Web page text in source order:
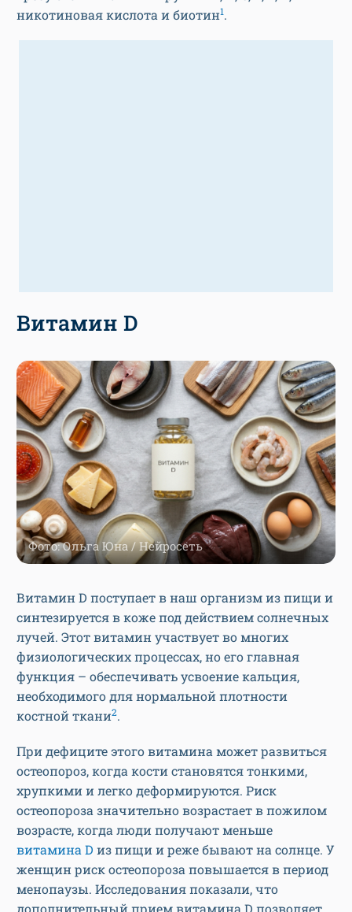
никотиновая кислота и биотин1.
Витамин D
Фото: Ольга Юна / Нейросеть
Витамин D поступает в наш организм из пищи и
синтезируется в коже под действием солнечных
лучей. Этот витамин участвует во многих
физиологических процессах, но его главная
функция – обеспечивать усвоение кальция,
необходимого для нормальной плотности
костной ткани2.
При дефиците этого витамина может развиться
остеопороз, когда кости становятся тонкими,
хрупкими и легко деформируются. Риск
остеопороза значительно возрастает в пожилом
возрасте, когда люди получают меньше
витамина D из пищи и реже бывают на солнце. У
женщин риск остеопороза повышается в период
менопаузы. Исследования показали, что
дополнительный прием витамина D позволяет